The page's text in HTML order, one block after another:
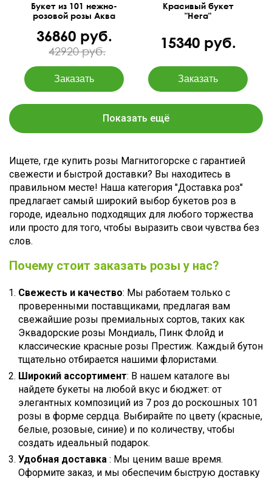
Букет из 101 нежно-
розовой розы Аква
36860 руб.
42920 руб.
Красивый букет
"Нега"
15340 руб.
Показать ещё
Ищете, где купить розы Магнитогорске с гарантией
свежести и быстрой доставки? Вы находитесь в
правильном месте! Наша категория "Доставка роз"
предлагает самый широкий выбор букетов роз в
городе, идеально подходящих для любого торжества
или просто для того, чтобы выразить свои чувства без
слов.
Почему стоит заказать розы у нас?
Свежесть и качество: Мы работаем только с
проверенными поставщиками, предлагая вам
свежайшие розы премиальных сортов, таких как
Эквадорские розы Мондиаль, Пинк Флойд и
классические красные розы Престиж. Каждый бутон
тщательно отбирается нашими флористами.
Широкий ассортимент: В нашем каталоге вы
найдете букеты на любой вкус и бюджет: от
элегантных композиций из 7 роз до роскошных 101
розы в форме сердца. Выбирайте по цвету (красные,
белые, розовые, синие) и по количеству, чтобы
создать идеальный подарок.
Удобная доставка : Мы ценим ваше время.
Оформите заказ, и мы обеспечим быструю доставку